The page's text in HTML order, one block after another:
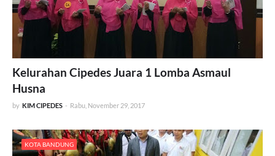
Kelurahan Cipedes Juara 1 Lomba Asmaul
Husna
by KIM CIPEDES - Rabu, November 29, 2017
KOTA BANDUNG